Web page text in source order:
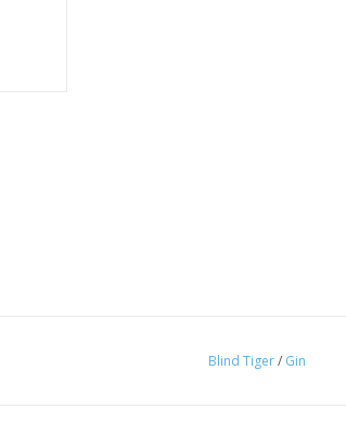
Blind Tiger/ Gin